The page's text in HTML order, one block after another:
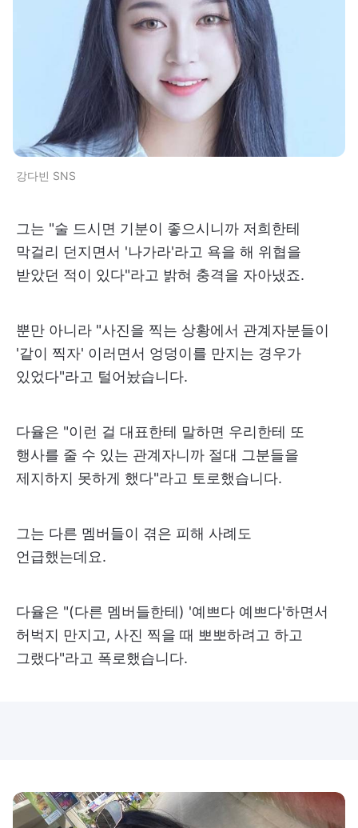
강다빈 SNS
그는 "술 드시면 기분이 좋으시니까 저희한테
막걸리 던지면서 '나가라'라고 욕을 해 위협을
받았던 적이 있다"라고 밝혀 충격을 자아냈죠.
뿐만 아니라 "사진을 찍는 상황에서 관계자분들이
'같이 찍자' 이러면서 엉덩이를 만지는 경우가
있었다"라고 털어놨습니다.
다율은 "이런 걸 대표한테 말하면 우리한테 또
행사를 줄 수 있는 관계자니까 절대 그분들을
제지하지 못하게 했다"라고 토로했습니다.
그는 다른 멤버들이 겪은 피해 사례도
언급했는데요.
다율은 "(다른 멤버들한테) '예쁘다 예쁘다'하면서
허벅지 만지고, 사진 찍을 때 뽀뽀하려고 하고
그랬다"라고 폭로했습니다.